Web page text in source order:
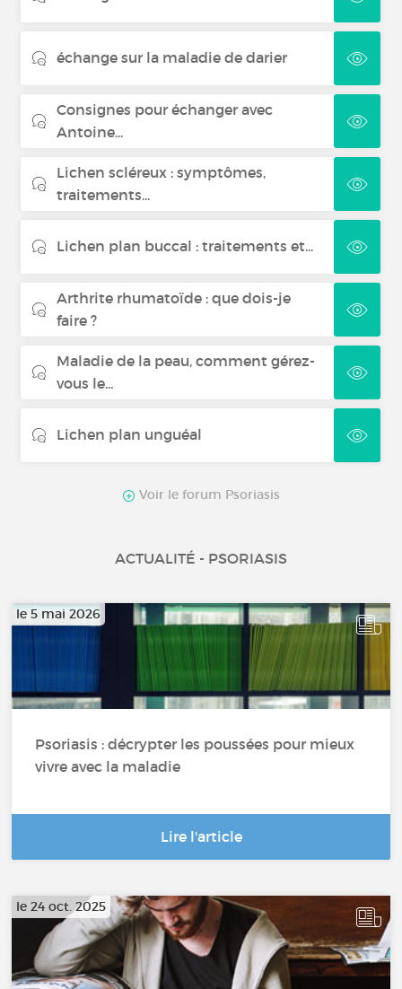
échange sur la maladie de darier
Consignes pour échanger avec
Antoine...
Lichen scléreux : symptômes,
traitements...
Lichen plan buccal : traitements et...
Arthrite rhumatoïde : que dois-je
faire ?
Maladie de la peau, comment gérez-
vous le...
Lichen plan unguéal
Voir le forum Psoriasis
ACTUALITÉ - PSORIASIS
le 5 mai 2026
Psoriasis : décrypter les poussées pour mieux
vivre avec la maladie
Lire l'article
le 24 oct. 2025